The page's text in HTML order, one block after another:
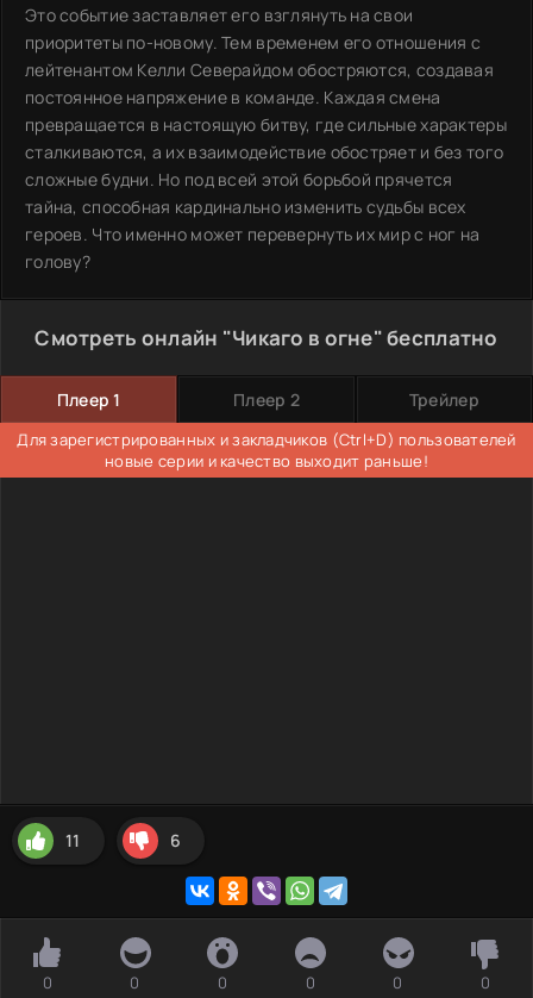
Это событие заставляет его взглянуть на свои
приоритеты по-новому. Тем временем его отношения с
лейтенантом Келли Северайдом обостряются, создавая
постоянное напряжение в команде. Каждая смена
превращается в настоящую битву, где сильные характеры
сталкиваются, а их взаимодействие обостряет и без того
сложные будни. Но под всей этой борьбой прячется
тайна, способная кардинально изменить судьбы всех
героев. Что именно может перевернуть их мир с ног на
голову?
Смотреть онлайн "Чикаго в огне" бесплатно
Плеер 1 Плеер 2 Трейлер
Для зарегистрированных и закладчиков (Ctrl+D) пользователей
новые серии и качество выходит раньше!
11 6
0 0 0 0 0 0